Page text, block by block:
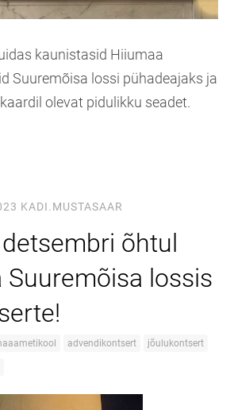
kaunistasid Hiiumaa
Suuremõisa lossi pühadeajaks ja
olevat pidulikku seadet.
KADI.MUSTASAAR
õhtul
Suuremõisa lossis
advendikontsert jõulukontsert